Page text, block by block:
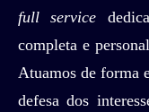
full service
completa e
Atuamos de forma
defesa dos